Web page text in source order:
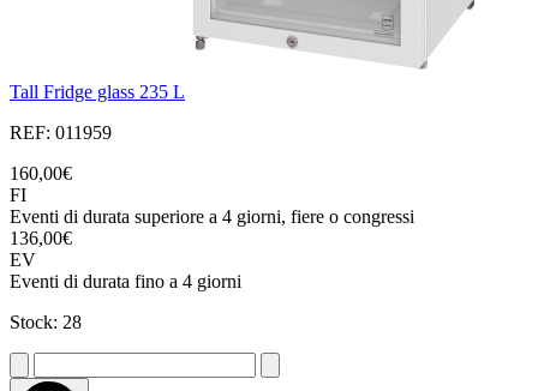
Tall Fridge glass 235 L
REF: 011959
160,00€
FI
Eventi di durata superiore a 4 giorni, fiere o congressi
136,00€
EV
Eventi di durata fino a 4 giorni
Stock: 28